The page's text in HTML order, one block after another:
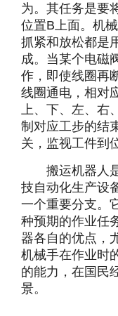
为。其任务是要
位置B上面。机
抓紧和放松都是
成。当某个电磁
作，即使线圈再
线圈通电，相对
上、下、左、右
制对应工步的结
关，监视工件到
搬运机器人
技自动化生产设
一个重要分支。
种预期的作业任
器各自的优点，
机械手在作业时
的能力，在国民
景。